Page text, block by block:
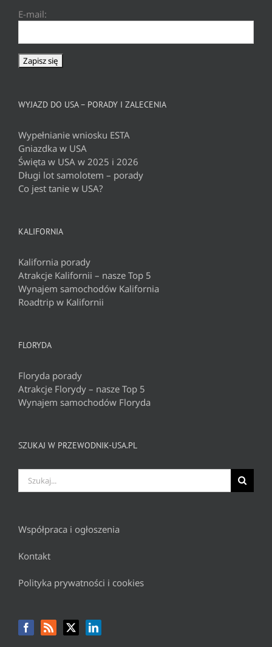
E-mail:
WYJAZD DO USA – PORADY I ZALECENIA
Wypełnianie wniosku ESTA
Gniazdka w USA
Święta w USA w 2025 i 2026
Długi lot samolotem – porady
Co jest tanie w USA?
KALIFORNIA
Kalifornia porady
Atrakcje Kalifornii – nasze Top 5
Wynajem samochodów Kalifornia
Roadtrip w Kalifornii
FLORYDA
Floryda porady
Atrakcje Florydy – nasze Top 5
Wynajem samochodów Floryda
SZUKAJ W PRZEWODNIK-USA.PL
Szukaj
Współpraca i ogłoszenia
Kontakt
Polityka prywatności i cookies